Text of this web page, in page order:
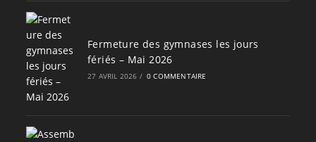
Fermeture des gymnases les jours
fériés – Mai 2026
27 AVRIL 2026 / 0 COMMENTAIRE